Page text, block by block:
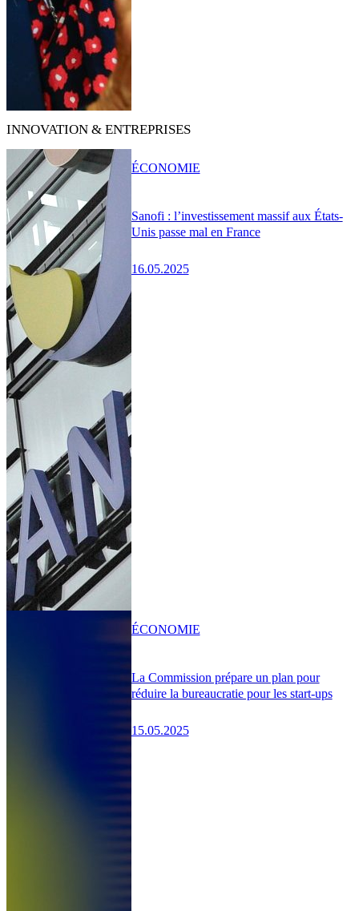
INNOVATION & ENTREPRISES
Sanofi : l’investissement massif aux États-
Unis passe mal en France
16.05.2025
ÉCONOMIE
La Commission prépare un plan pour
réduire la bureaucratie pour les start-ups
15.05.2025
ÉCONOMIE